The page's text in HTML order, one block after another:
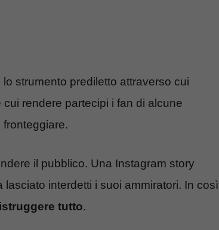
strumento prediletto attraverso cui
rendere partecipi i fan di alcune
il pubblico. Una Instagram story
interdetti i suoi ammiratori. In così
tutto.